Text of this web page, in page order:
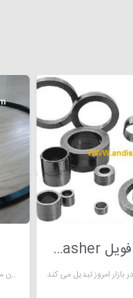
واشر گرافویل Graphoil washer
G-RING (واشر ها )حلقه های فلزی یا پلیمری هستند که در اتصالات و صنعت کاربرد دارند، و برای افزایش اصطحکاک بین پیچ و قطعه متصل شده استفاده می گردند، که باعث جلوگیری از باز شدن مهره می باشند.